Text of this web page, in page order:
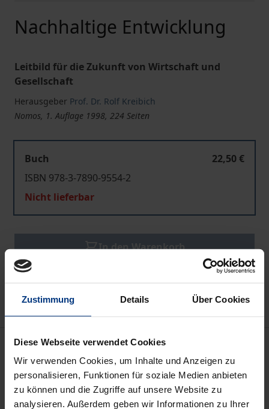
Zustimmung Details Über Cookies
Diese Webseite verwendet Cookies
Wir verwenden Cookies, um Inhalte und Anzeigen zu
personalisieren, Funktionen für soziale Medien anbieten
zu können und die Zugriffe auf unsere Website zu
analysieren. Außerdem geben wir Informationen zu Ihrer
Nachhaltige Entwicklung
Leitbild für die Zukunft von Wirtschaft und
Gesellschaft
Herausgeber Prof. Dr. Rolf Kreibich
Nomos, 1. Auflage 1998, 224 Seiten
Buch
22,50 €
ISBN 978-3-7890-9554-2
Nicht lieferbar
In den Warenkorb
Zur Wunschliste hinzufügen
Hinweise zu Versandkosten
Beschreibung
Die Idee einer nachhaltigen Entwicklung
(»Sustainable Development«) ist in den letzten